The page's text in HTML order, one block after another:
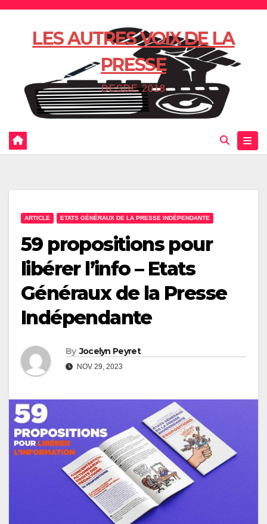
Skip
LES AUTRES VOIX DE LA
PRESSE
DESDE 2018
ARTICLE ETATS GÉNÉRAUX DE LA PRESSE INDÉPENDANTE
59 propositions pour
libérer l’info – Etats
Généraux de la Presse
Indépendante
By Jocelyn Peyret
NOV 29, 2023